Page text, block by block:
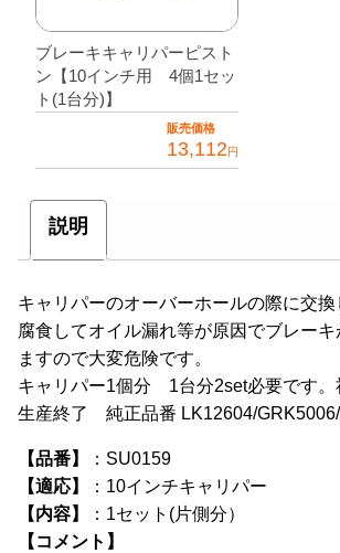
ブレーキキャリパーピスト
ン【10インチ用 4個1セッ
ト(1台分)】
販売価格
13,112円
説明
キャリパーのオーバーホールの際に交換
腐食してオイル漏れ等が原因でブレーキ
ますので大変危険です。
キャリパー1個分 1台分2set必要です
生産終了 純正品番 LK12604/
【品番】
：SU0159
【適応】
：10インチキャリパー
【内容】
：1セット(片側分）
【コメント】